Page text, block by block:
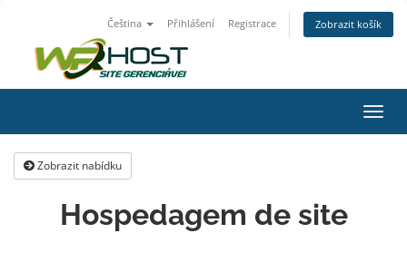
Čeština Přihlášení Registrace Zobrazit košík
Zobrazit nabídku
Hospedagem de site